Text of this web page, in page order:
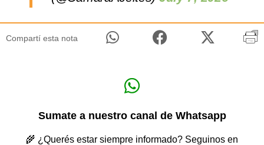
Compartí esta nota
Sumate a nuestro canal de Whatsapp
🌾 ¿Querés estar siempre informado? Seguinos en